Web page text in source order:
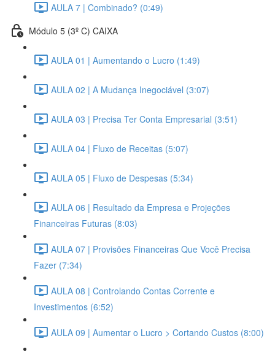
AULA 7 | Combinado? (0:49)
Módulo 5 (3º C) CAIXA
AULA 01 | Aumentando o Lucro (1:49)
AULA 02 | A Mudança Inegociável (3:07)
AULA 03 | Precisa Ter Conta Empresarial (3:51)
AULA 04 | Fluxo de Receitas (5:07)
AULA 05 | Fluxo de Despesas (5:34)
AULA 06 | Resultado da Empresa e Projeções
Financeiras Futuras (8:03)
AULA 07 | Provisões Financeiras Que Você Precisa
Fazer (7:34)
AULA 08 | Controlando Contas Corrente e
Investimentos (6:52)
AULA 09 | Aumentar o Lucro > Cortando Custos (8:00)